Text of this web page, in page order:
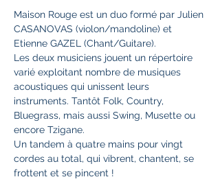
Maison Rouge est un duo formé par Julien
CASANOVAS (violon/mandoline) et
Etienne GAZEL (Chant/Guitare).
Les deux musiciens jouent un répertoire
varié exploitant nombre de musiques
acoustiques qui unissent leurs
instruments. Tantôt Folk, Country,
Bluegrass, mais aussi Swing, Musette ou
encore Tzigane.
Un tandem à quatre mains pour vingt
cordes au total, qui vibrent, chantent, se
frottent et se pincent !